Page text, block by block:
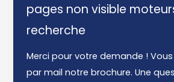
pages non visible
recherche
Merci pour votre demande !
par mail notre brochure. Une